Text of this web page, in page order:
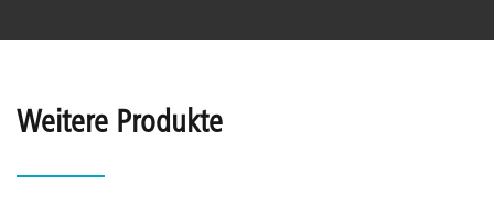
Weitere Produkte